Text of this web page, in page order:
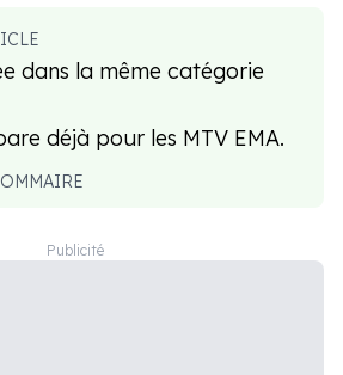
dans la même catégorie
déjà pour les MTV EMA.